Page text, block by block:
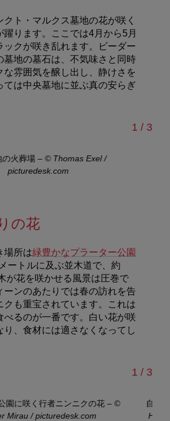
ト・マルクス墓地の花が咲く
躍ります。ここでは4月から5月
ックが咲き乱れます。ビーダー
墓地の墓石は、不気味さと同時
な雰囲気を醸し出し、静けさを
ては中央墓地に並ぶ真の安らぎ
1 // 3
の火葬場 –© Thomas Exel /
picturedesk.com
の花
場所は緑豊かなプラーター公園
ートルに及ぶ並木道で、約
が花を咲かせる風景は圧巻で
ーンのあたりでは春の訪れを告
クも重宝されています。これは
べるのが一番です。白い花が咲
り、食材には適さなくなってし
1 // 3
園に咲く行者ニンニクの花– ©
Mirau / picturedesk.com
自然